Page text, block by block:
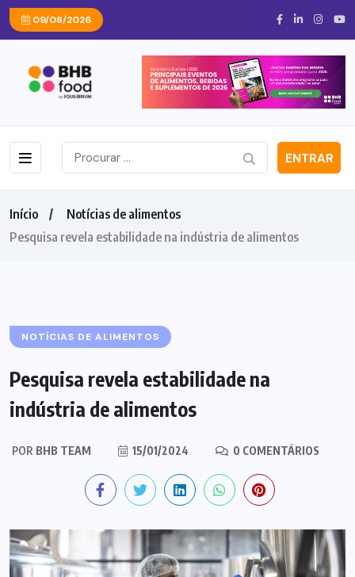
09/08/2026
ENTRAR
Início
Notícias de alimentos
Pesquisa revela estabilidade na indústria de alimentos
NOTÍCIAS DE ALIMENTOS
Pesquisa revela estabilidade na
indústria de alimentos
POR BHB TEAM 15/01/2024 0 COMENTÁRIOS